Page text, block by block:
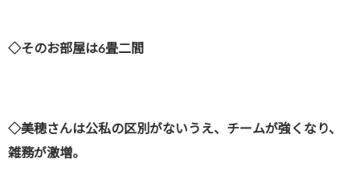
◇そのお部屋は6畳二間
◇美穂さんは公私の区別がないうえ、チームが強くなり、
雑務が激増。